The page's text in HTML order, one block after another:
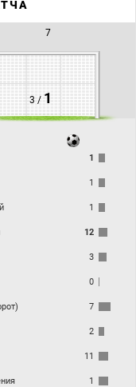
7
3 / 1
1
1
1
12
3
0
7
2
11
1